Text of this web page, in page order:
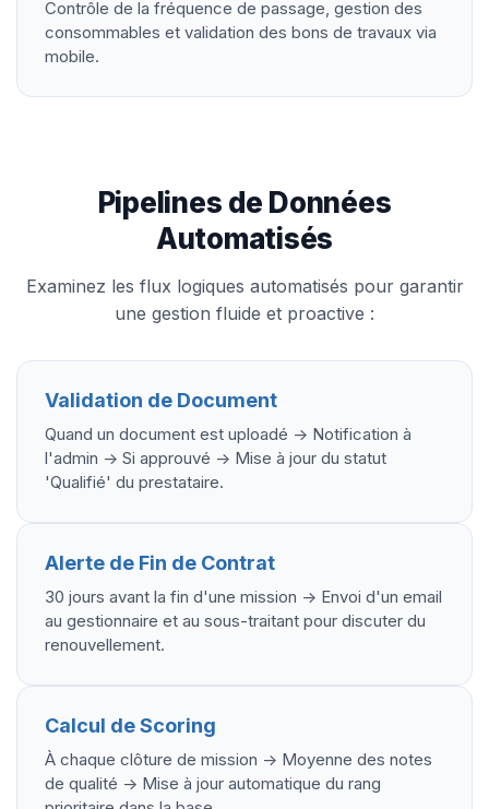
Contrôle de la fréquence de passage, gestion des
consommables et validation des bons de travaux via
mobile.
Pipelines de Données
Automatisés
Examinez les flux logiques automatisés pour garantir
une gestion fluide et proactive :
Validation de Document
Quand un document est uploadé -> Notification à
l'admin -> Si approuvé -> Mise à jour du statut
'Qualifié' du prestataire.
Alerte de Fin de Contrat
30 jours avant la fin d'une mission -> Envoi d'un email
au gestionnaire et au sous-traitant pour discuter du
renouvellement.
Calcul de Scoring
À chaque clôture de mission -> Moyenne des notes
de qualité -> Mise à jour automatique du rang